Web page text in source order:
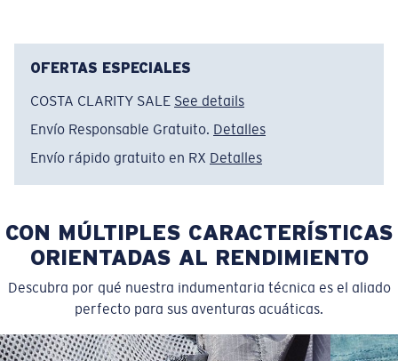
Artículo n.°:FQA401326-25U
Tamaño:S
OFERTAS ESPECIALES
COSTA CLARITY SALE See details
Envío Responsable Gratuito. Detalles
Envío rápido gratuito en RX Detalles
CON MÚLTIPLES CARACTERÍSTICAS
ORIENTADAS AL RENDIMIENTO
Descubra por qué nuestra indumentaria técnica es el aliado
perfecto para sus aventuras acuáticas.